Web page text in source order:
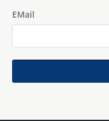
EMail